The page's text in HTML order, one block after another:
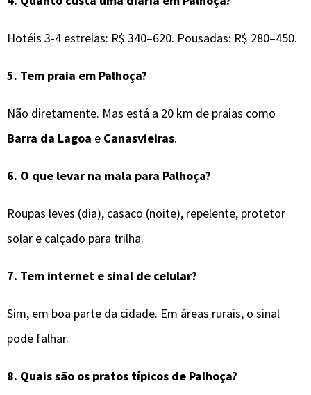
Hotéis 3-4 estrelas: R$ 340–620. Pousadas: R$ 280–450.
5. Tem praia em Palhoça?
Não diretamente. Mas está a 20 km de praias como
Barra da Lagoa e Canasvieiras.
6. O que levar na mala para Palhoça?
Roupas leves (dia), casaco (noite), repelente, protetor
solar e calçado para trilha.
7. Tem internet e sinal de celular?
Sim, em boa parte da cidade. Em áreas rurais, o sinal
pode falhar.
8. Quais são os pratos típicos de Palhoça?